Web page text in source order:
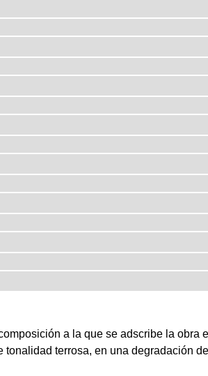
a la que se adscribe la obra
terrosa, en una degradación